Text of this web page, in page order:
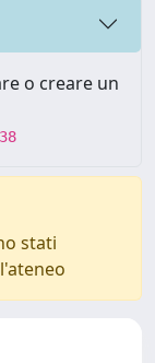
o creare un
stati